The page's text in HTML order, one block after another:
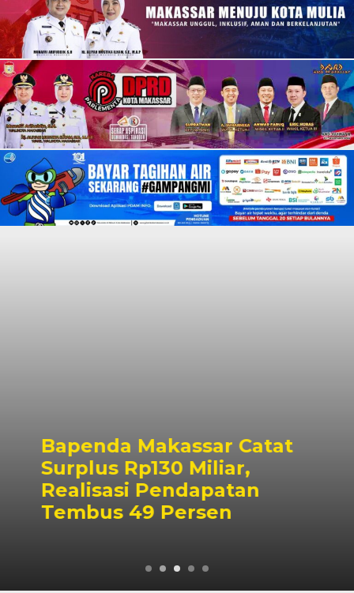
Bapenda Makassar Catat
Surplus Rp130 Miliar,
Realisasi Pendapatan
Tembus 49 Persen